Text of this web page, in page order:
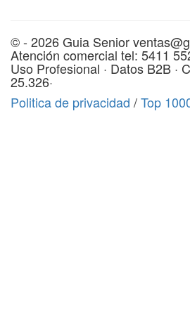
© - 2026 Guia Senior
Atención comercial tel: 5411
Uso Profesional · Datos B2B ·
25.326·
Politica de privacidad /Top